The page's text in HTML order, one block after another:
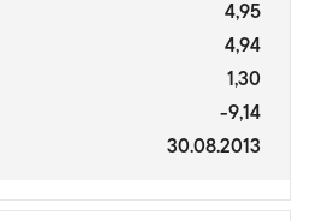
4,95
4,94
1,30
-9,14
30.08.2013